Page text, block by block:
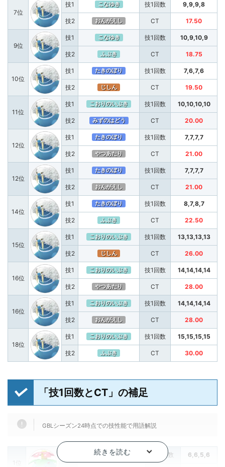
7位
技1 こなゆき 技1回数 9,9,9,8
技2 おんがえし CT 17.50
9位
技1 こなゆき 技1回数 10,9,10,9
技2 ふぶき CT 18.75
10位
技1 たきのぼり 技1回数 7,6,7,6
技2 じしん CT 19.50
11位
技1 こおりのいぶき 技1回数 10,10,10,10
技2 みずのはどう CT 20.00
12位
技1 たきのぼり 技1回数 7,7,7,7
技2 やつあたり CT 21.00
12位
技1 たきのぼり 技1回数 7,7,7,7
技2 おんがえし CT 21.00
14位
技1 たきのぼり 技1回数 8,7,8,7
技2 ふぶき CT 22.50
15位
技1 こおりのいぶき 技1回数 13,13,13,13
技2 じしん CT 26.00
16位
技1 こおりのいぶき 技1回数 14,14,14,14
技2 やつあたり CT 28.00
16位
技1 こおりのいぶき 技1回数 14,14,14,14
技2 おんがえし CT 28.00
18位
技1 こおりのいぶき 技1回数 15,15,15,15
技2 ふぶき CT 30.00
「技1回数とCT」の補足
GBLシーズン24時点での技性能で用語解説
つるのムチ 技1回数 6,6,5,6